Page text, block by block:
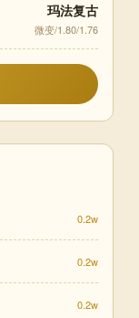
玛法复古
微变/1.80/1.76
0.2w
0.2w
0.2w